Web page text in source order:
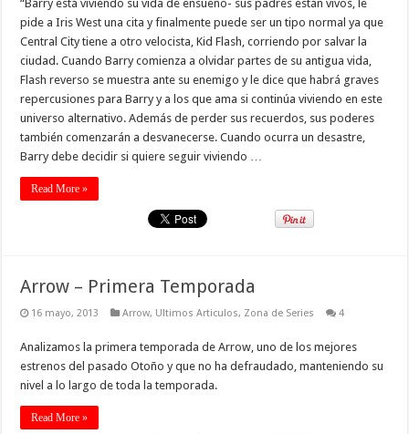
“Barry está viviendo su vida de ensueño- sus padres están vivos, le
pide a Iris West una cita y finalmente puede ser un tipo normal ya que
Central City tiene a otro velocista, Kid Flash, corriendo por salvar la
ciudad. Cuando Barry comienza a olvidar partes de su antigua vida,
Flash reverso se muestra ante su enemigo y le dice que habrá graves
repercusiones para Barry y a los que ama si continúa viviendo en este
universo alternativo. Además de perder sus recuerdos, sus poderes
también comenzarán a desvanecerse. Cuando ocurra un desastre,
Barry debe decidir si quiere seguir viviendo …
Read More »
Arrow – Primera Temporada
16 mayo, 2013 Arrow, Ultimos Articulos, Zona de Series 4
Analizamos la primera temporada de Arrow, uno de los mejores
estrenos del pasado Otoño y que no ha defraudado, manteniendo su
nivel a lo largo de toda la temporada.
Read More »